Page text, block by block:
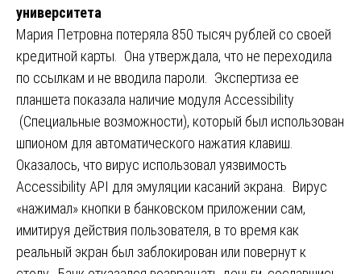
университета
Мария Петровна потеряла 850 тысяч рублей со своей
кредитной карты. Она утверждала, что не переходила
по ссылкам и не вводила пароли. Экспертиза ее
планшета показала наличие модуля Accessibility
(Специальные возможности), который был использован
шпионом для автоматического нажатия клавиш.
Оказалось, что вирус использовал уязвимость
Accessibility API для эмуляции касаний экрана. Вирус
«нажимал» кнопки в банковском приложении сам,
имитируя действия пользователя, в то время как
реальный экран был заблокирован или повернут к